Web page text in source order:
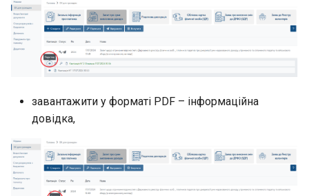
завантажити у форматі PDF – інформаційна
довідка,